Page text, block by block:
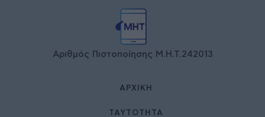
Αριθμός Πιστοποίησης Μ.Η.Τ.242013
ΑΡΧΙΚΉ
ΤΑΥΤΌΤΗΤΑ